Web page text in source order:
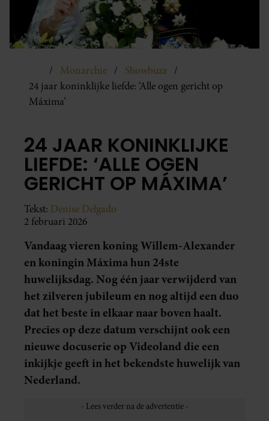
Monarchie
Showbuzz
24 jaar koninklijke liefde: ‘Alle ogen gericht op
Máxima’
24 JAAR KONINKLIJKE
LIEFDE: ‘ALLE OGEN
GERICHT OP MÁXIMA’
Tekst: Denise Delgado
2 februari 2026
Vandaag vieren koning Willem-Alexander
en koningin Máxima hun 24ste
huwelijksdag. Nog één jaar verwijderd van
het zilveren jubileum en nog altijd een duo
dat het beste in elkaar naar boven haalt.
Precies op deze datum verschijnt ook een
nieuwe docuserie op Videoland die een
inkijkje geeft in het bekendste huwelijk van
Nederland.